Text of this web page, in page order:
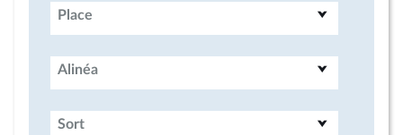
Place
Alinéa
Sort